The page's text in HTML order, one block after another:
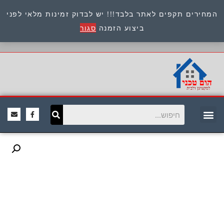
המחירים תקפים לאתר בלבד!!! יש לבדוק זמינות מלאי לפני
ביצוע הזמנה סגור
כתובת : היוזמים 9 אור יהודה שירות לקוחות 054-
8945722